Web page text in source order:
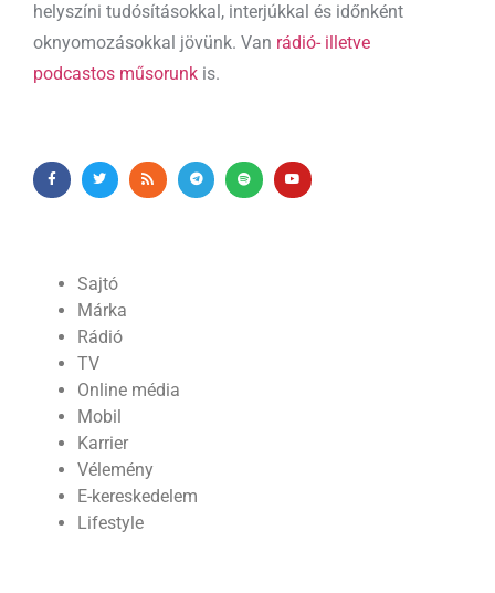
helyszíni tudósításokkal, interjúkkal és időnként
oknyomozásokkal jövünk. Van rádió- illetve
podcastos műsorunk is.
Sajtó
Márka
Rádió
TV
Online média
Mobil
Karrier
Vélemény
E-kereskedelem
Lifestyle